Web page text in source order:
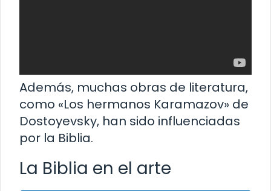
Además, muchas obras de literatura,
como «Los hermanos Karamazov» de
Dostoyevsky, han sido influenciadas
por la Biblia.
La Biblia en el arte